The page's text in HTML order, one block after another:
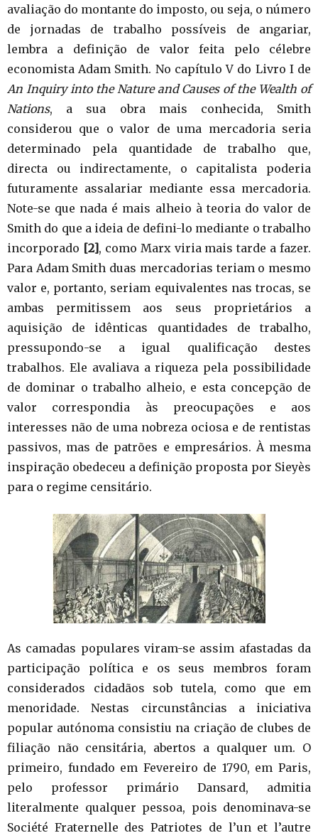
avaliação do montante do imposto, ou seja, o número
de jornadas de trabalho possíveis de angariar,
lembra a definição de valor feita pelo célebre
economista Adam Smith. No capítulo V do Livro I de
An Inquiry into the Nature and Causes of the Wealth of
Nations, a sua obra mais conhecida, Smith
considerou que o valor de uma mercadoria seria
determinado pela quantidade de trabalho que,
directa ou indirectamente, o capitalista poderia
futuramente assalariar mediante essa mercadoria.
Note-se que nada é mais alheio à teoria do valor de
Smith do que a ideia de defini-lo mediante o trabalho
incorporado [2], como Marx viria mais tarde a fazer.
Para Adam Smith duas mercadorias teriam o mesmo
valor e, portanto, seriam equivalentes nas trocas, se
ambas permitissem aos seus proprietários a
aquisição de idênticas quantidades de trabalho,
pressupondo-se a igual qualificação destes
trabalhos. Ele avaliava a riqueza pela possibilidade
de dominar o trabalho alheio, e esta concepção de
valor correspondia às preocupações e aos
interesses não de uma nobreza ociosa e de rentistas
passivos, mas de patrões e empresários. À mesma
inspiração obedeceu a definição proposta por Sieyès
para o regime censitário.
As camadas populares viram-se assim afastadas da
participação política e os seus membros foram
considerados cidadãos sob tutela, como que em
menoridade. Nestas circunstâncias a iniciativa
popular autónoma consistiu na criação de clubes de
filiação não censitária, abertos a qualquer um. O
primeiro, fundado em Fevereiro de 1790, em Paris,
pelo professor primário Dansard, admitia
literalmente qualquer pessoa, pois denominava-se
Société Fraternelle des Patriotes de l’un et l’autre